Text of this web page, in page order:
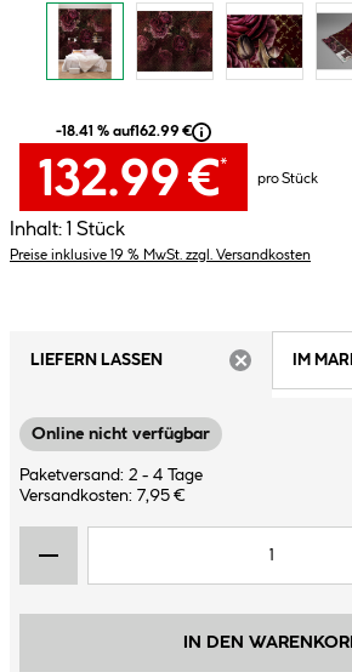
-18.41 % auf162.99 €
132.99 €*
pro Stück
Inhalt: 1 Stück
Preise inklusive 19 % MwSt. zzgl. Versandkosten
LIEFERN LASSEN
IM
Online nicht verfügbar
Paketversand: 2 - 4 Tage
Versandkosten: 7,95 €
IN DEN